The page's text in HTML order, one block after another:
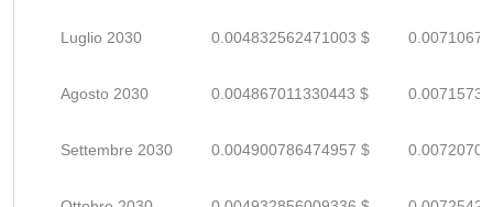
Luglio 2030 0.004832562471003 $
Agosto 2030 0.004867011330443 $
Settembre 2030 0.004900786474957 $